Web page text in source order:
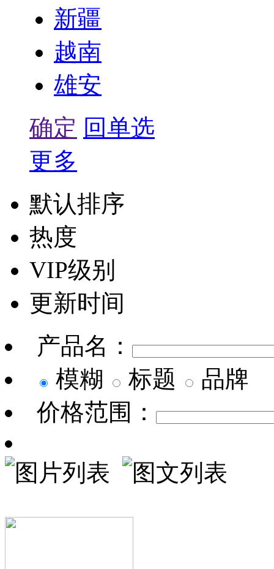
新疆
越南
雄安
确定 回单选
更多
默认排序
热度
VIP级别
更新时间
产品名：
模糊
标题
品牌
价格范围：